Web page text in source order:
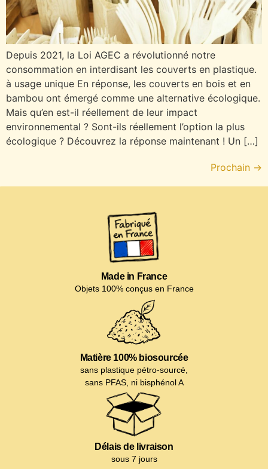
Depuis 2021, la Loi AGEC a révolutionné notre
consommation en interdisant les couverts en plastique.
à usage unique En réponse, les couverts en bois et en
bambou ont émergé comme une alternative écologique.
Mais qu’en est-il réellement de leur impact
environnemental ? Sont-ils réellement l’option la plus
écologique ? Découvrez la réponse maintenant ! Un […]
Prochain →
Made in France
Objets 100% conçus en France
Matière 100% biosourcée
sans plastique pétro-sourcé,
sans PFAS, ni bisphénol A
Délais de livraison
sous 7 jours